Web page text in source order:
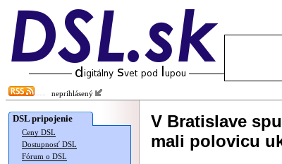
neprihlásený
DSL pripojenie
Ceny DSL
Dostupnosť DSL
Fórum o DSL
V Bratislave
mali polovicu